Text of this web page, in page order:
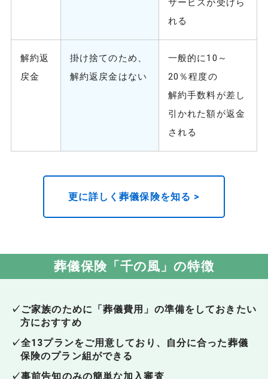
サービスが受けら
れる
解約返
戻金
掛け捨てのため、
解約返戻金はない
一般的に10～
20％程度の
解約手数料が差し
引かれた額が返金
される
更に詳しく葬儀保険を知る >
葬儀保険「千の風」の特徴
✓ご家族のために「葬儀費用」の準備をしておきたい
方におすすめ
✓全13プランをご用意しており、自分に合った葬儀
保険のプラン組ができる
✓事前告知のみの簡単な加入審査